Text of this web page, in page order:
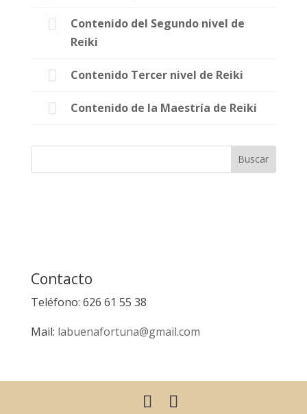
Contenido del Segundo nivel de
Reiki
Contenido Tercer nivel de Reiki
Contenido de la Maestría de Reiki
Contacto
Teléfono: 626 61 55 38
Mail: labuenafortuna@gmail.com